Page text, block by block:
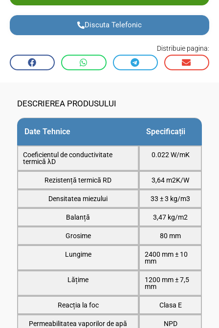
Discuta Telefonic
Distribuie pagina:
DESCRIEREA PRODUSULUI
Date Tehnice Specificații
Coeficientul de conductivitate
termică λD
0.022 W/mK
Rezistență termică RD 3,64 m2K/W
Densitatea miezului 33 ± 3 kg/m3
Balanță 3,47 kg/m2
Grosime 80 mm
Lungime
2400 mm ± 10
mm
Lățime
1200 mm ± 7,5
mm
Reacția la foc Clasa E
Permeabilitatea vaporilor de apă NPD